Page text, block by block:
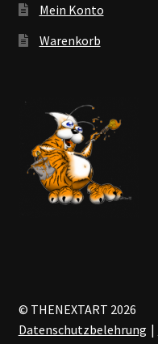
Mein Konto
Warenkorb
© THENEXTART 2026
Datenschutzbelehrung